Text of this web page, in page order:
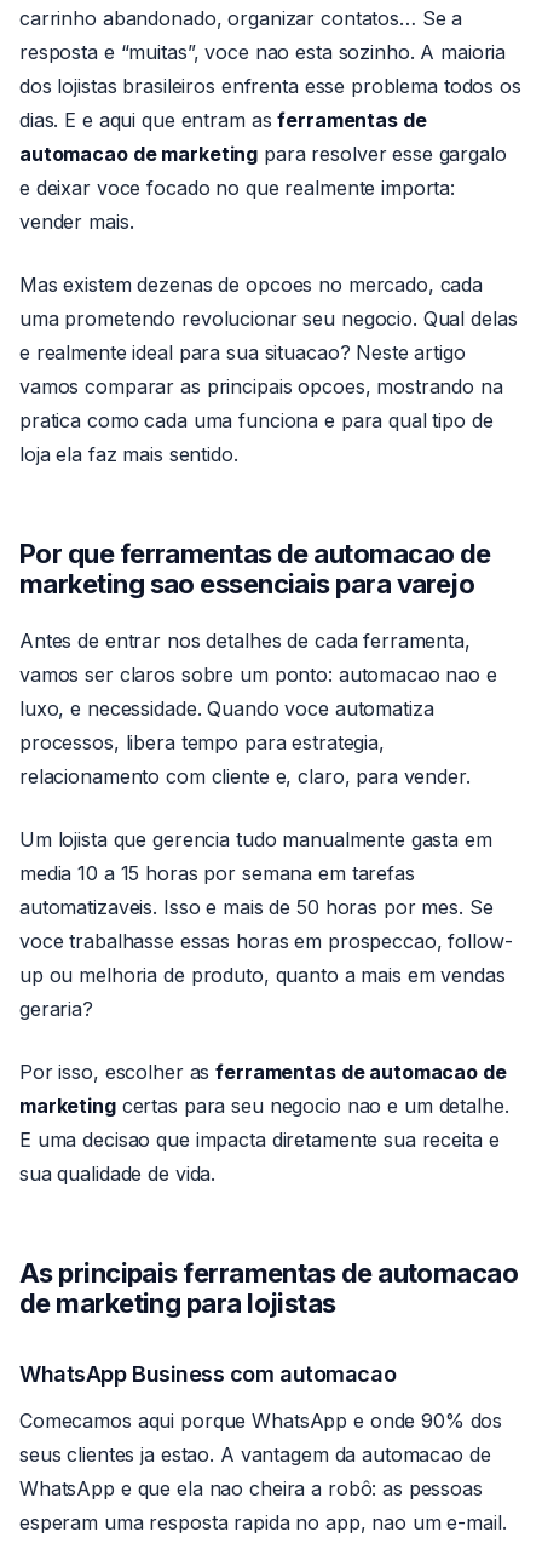
carrinho abandonado, organizar contatos… Se a
resposta e “muitas”, voce nao esta sozinho. A maioria
dos lojistas brasileiros enfrenta esse problema todos os
dias. E e aqui que entram asferramentas de
automacao de marketing para resolver esse gargalo
e deixar voce focado no que realmente importa:
vender mais.
Mas existem dezenas de opcoes no mercado, cada
uma prometendo revolucionar seu negocio. Qual delas
e realmente ideal para sua situacao? Neste artigo
vamos comparar as principais opcoes, mostrando na
pratica como cada uma funciona e para qual tipo de
loja ela faz mais sentido.
Por queferramentas de automacao de
marketingsao essenciais para varejo
Antes de entrar nos detalhes de cada ferramenta,
vamos ser claros sobre um ponto: automacao nao e
luxo, e necessidade. Quando voce automatiza
processos, libera tempo para estrategia,
relacionamento com cliente e, claro, para vender.
Um lojista que gerencia tudo manualmente gasta em
media 10 a 15 horas por semana em tarefas
automatizaveis. Isso e mais de 50 horas por mes. Se
voce trabalhasse essas horas em prospeccao, follow-
up ou melhoria de produto, quanto a mais em vendas
geraria?
Por isso, escolher asferramentas de automacao de
marketingcertas para seu negocio nao e um detalhe.
E uma decisao que impacta diretamente sua receita e
sua qualidade de vida.
As principaisferramentas de automacao
de marketing para lojistas
WhatsApp Business com automacao
Comecamos aqui porque WhatsApp e onde 90% dos
seus clientes ja estao. A vantagem da automacao de
WhatsApp e que ela nao cheira a robô: as pessoas
esperam uma resposta rapida no app, nao um e-mail.